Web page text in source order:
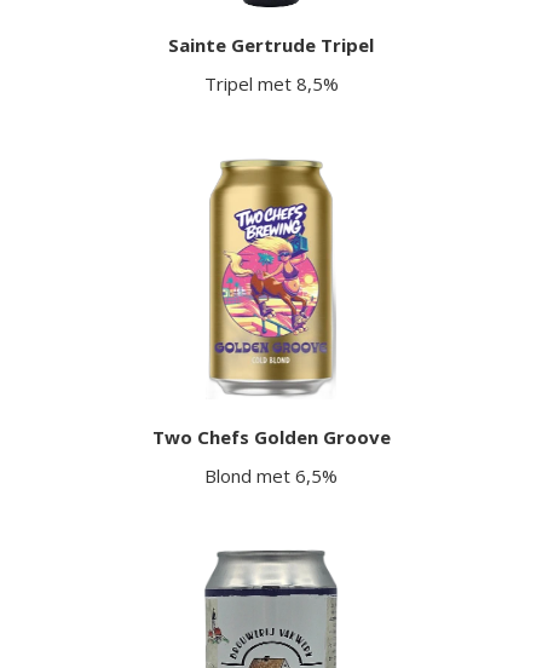
Sainte Gertrude Tripel
Tripel met 8,5%
Two Chefs Golden Groove
Blond met 6,5%